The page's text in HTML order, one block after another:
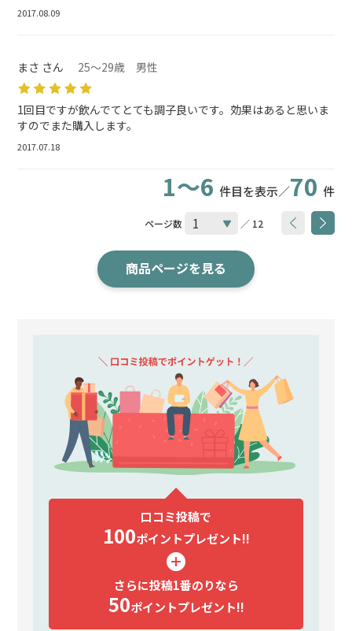
2017.08.09
まさ さん 25～29歳 男性
1回目ですが飲んでてとても調子良いです。効果はあると思いま
すのでまた購入します。
2017.07.18
1～6 件目を表示／70 件
ページ数 ／ 12
商品ページを見る
口コミ投稿で
100ポイントプレゼント!!
さらに投稿1番のりなら
50ポイントプレゼント!!